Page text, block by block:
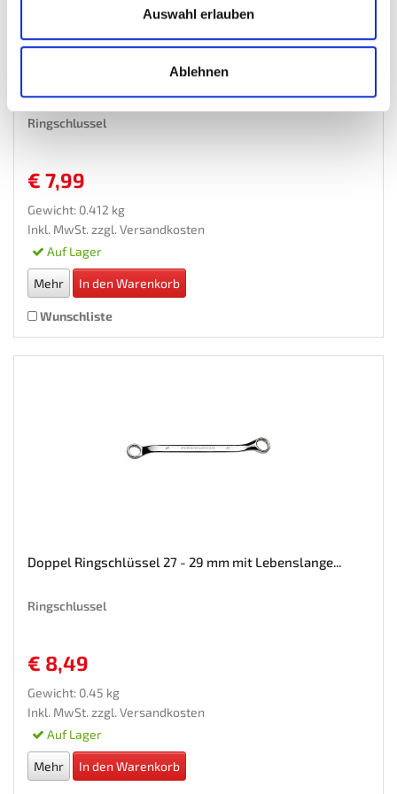
Auswahl erlauben
Ablehnen
Doppel Ringschlüssel 25 - 28 mm mit Lebenslange...
Ringschlussel
€ 7,99
Gewicht: 0.412 kg
Inkl. MwSt. zzgl. Versandkosten
Auf Lager
Mehr In den Warenkorb
Wunschliste
Doppel Ringschlüssel 27 - 29 mm mit Lebenslange...
Ringschlussel
€ 8,49
Gewicht: 0.45 kg
Inkl. MwSt. zzgl. Versandkosten
Auf Lager
Mehr In den Warenkorb